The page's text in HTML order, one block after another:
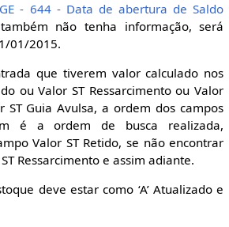
- 644 - Data de abertura de Saldo
não tenha informação, será
01/2015.
que tiverem valor calculado nos
ou Valor ST Ressarcimento ou Valor
ST Guia Avulsa, a ordem dos campos
é a ordem de busca realizada,
Valor ST Retido, se não encontrar
Ressarcimento e assim adiante.
deve estar como ‘A’ Atualizado e